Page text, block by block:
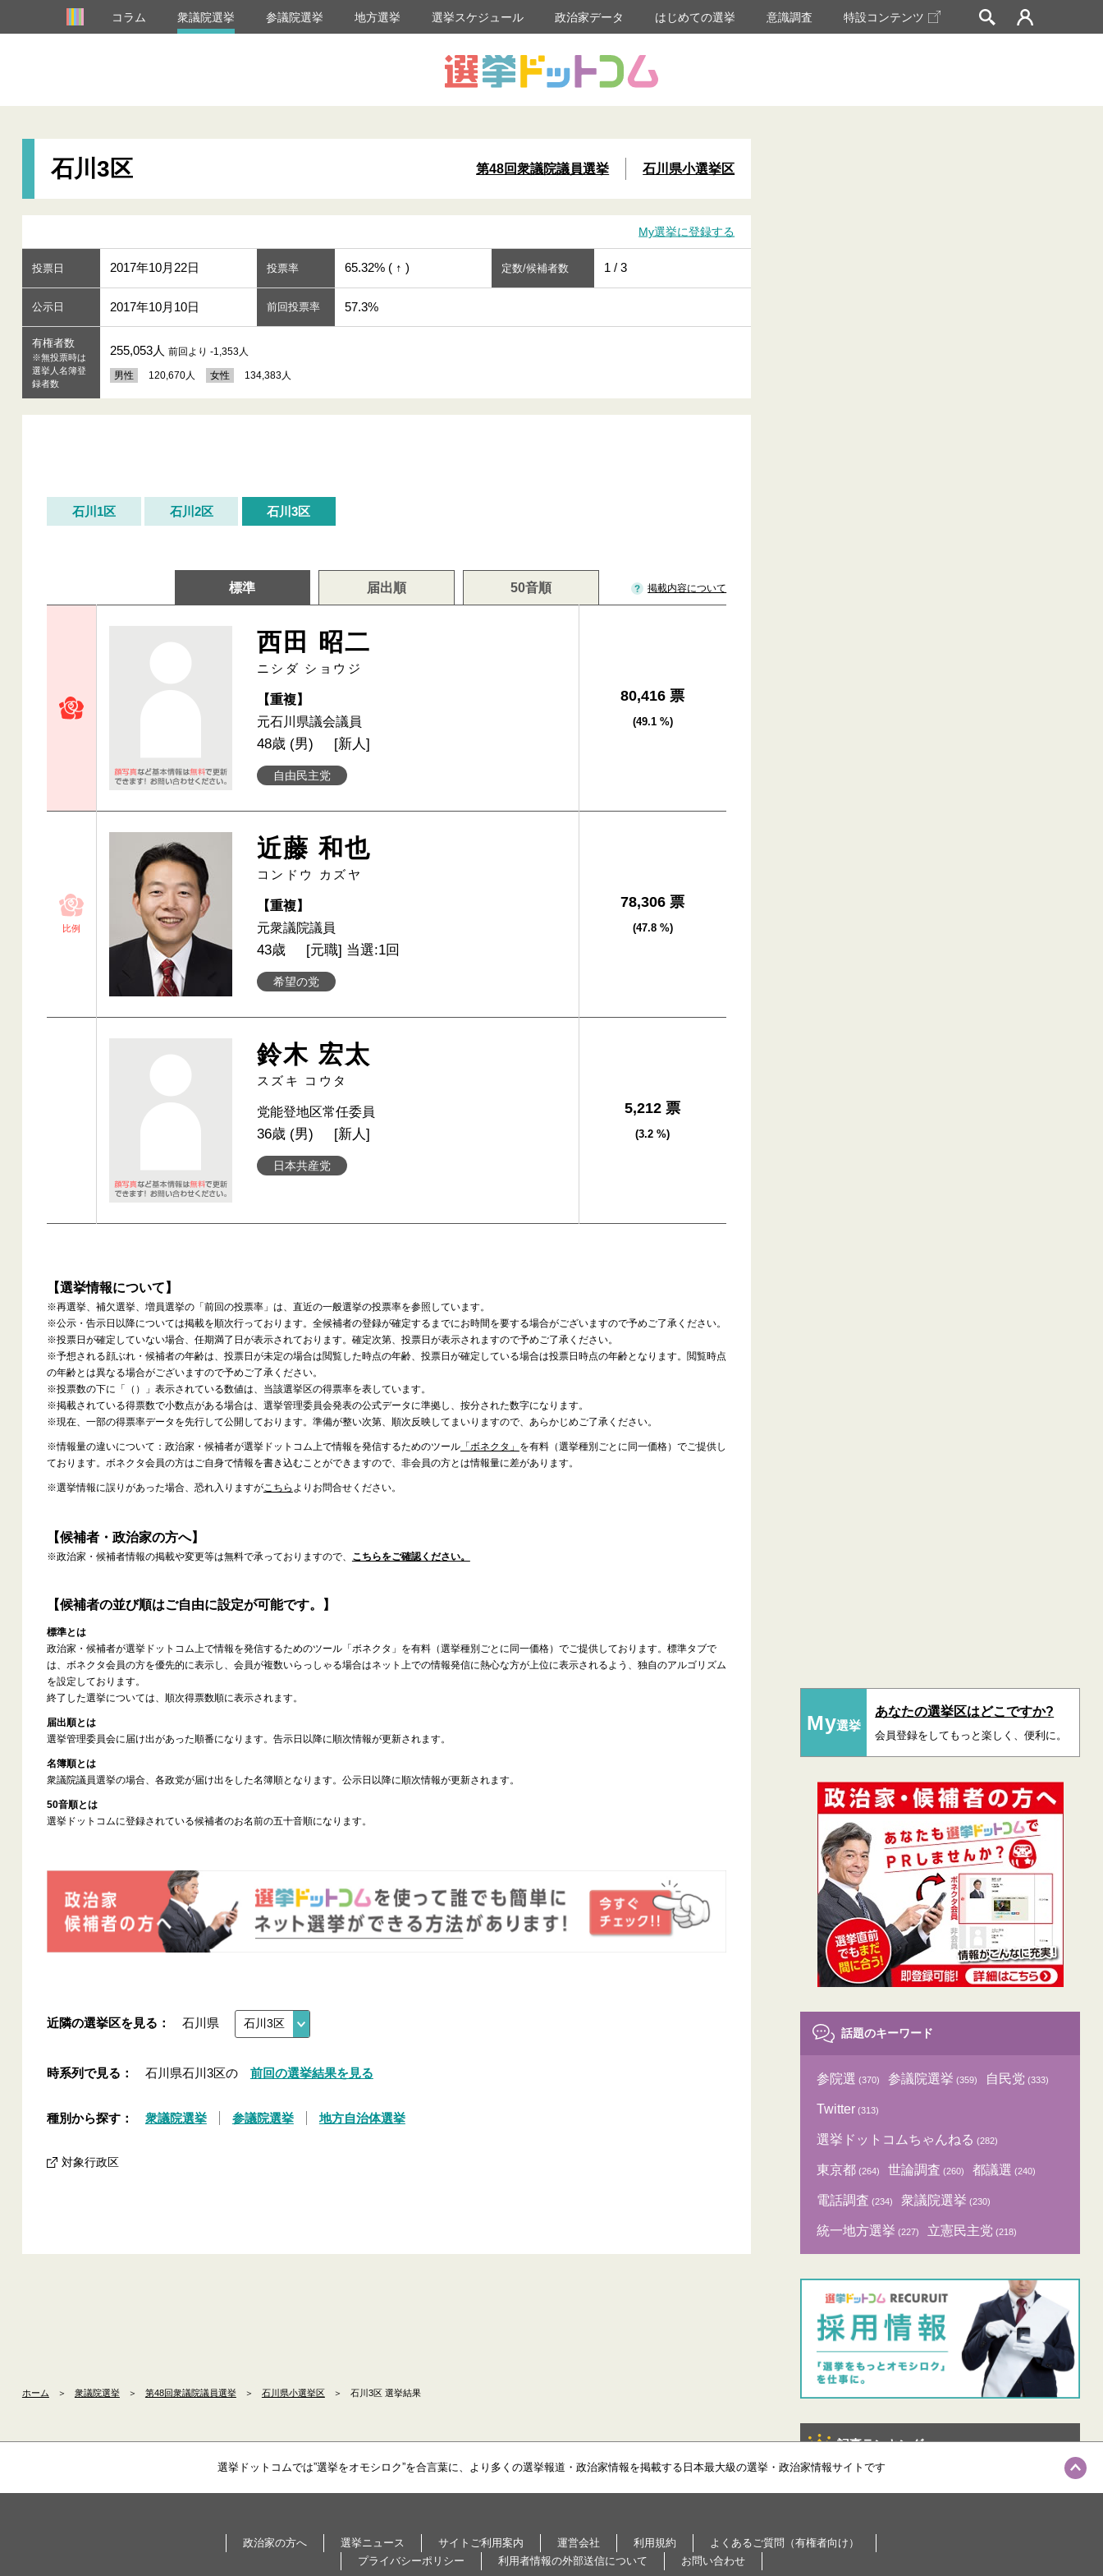
コラム 衆議院選挙 参議院選挙 地方選挙 選挙スケジュール 政治家データ はじめての選挙 意識調査 特設コンテンツ
石川3区 第48回衆議院議員選挙 石川県小選挙区
My選挙に登録する
投票日 2017年10月22日 投票率 65.32% ( ↑ ) 定数/候補者数 1 / 3
公示日 2017年10月10日 前回投票率 57.3%
有権者数
※無投票時は
選挙人名簿登
録者数
255,053人 前回より -1,353人
男性 120,670人 女性 134,383人
石川1区 石川2区 石川3区
標準 届出順 50音順 掲載内容について
西田 昭二
ニシダ ショウジ
自由民主党
【重複】
元石川県議会議員
48歳 (男) [新人]
80,416 票
(49.1 %)
比例
近藤 和也
コンドウ カズヤ
希望の党
【重複】
元衆議院議員
43歳 [元職] 当選:1回
78,306 票
(47.8 %)
鈴木 宏太
スズキ コウタ
日本共産党
党能登地区常任委員
36歳 (男) [新人]
5,212 票
(3.2 %)
【選挙情報について】
※再選挙、補欠選挙、増員選挙の「前回の投票率」は、直近の一般選挙の投票率を参照しています。
※公示・告示日以降については掲載を順次行っております。全候補者の登録が確定するまでにお時間を要する場合がございますので予めご了承ください。
※投票日が確定していない場合、任期満了日が表示されております。確定次第、投票日が表示されますので予めご了承ください。
※予想される顔ぶれ・候補者の年齢は、投票日が未定の場合は閲覧した時点の年齢、投票日が確定している場合は投票日時点の年齢となります。閲覧時点
の年齢とは異なる場合がございますので予めご了承ください。
※投票数の下に「（）」表示されている数値は、当該選挙区の得票率を表しています。
※掲載されている得票数で小数点がある場合は、選挙管理委員会発表の公式データに準拠し、按分された数字になります。
※現在、一部の得票率データを先行して公開しております。準備が整い次第、順次反映してまいりますので、あらかじめご了承ください。
※情報量の違いについて：政治家・候補者が選挙ドットコム上で情報を発信するためのツール「ボネクタ」 を有料（選挙種別ごとに同一価格）でご提供し
ております。ボネクタ会員の方はご自身で情報を書き込むことができますので、非会員の方とは情報量に差があります。
※選挙情報に誤りがあった場合、恐れ入りますがこちら よりお問合せください。
【候補者・政治家の方へ】
※政治家・候補者情報の掲載や変更等は無料で承っておりますので、 こちらをご確認ください。
【候補者の並び順はご自由に設定が可能です。】
標準とは
政治家・候補者が選挙ドットコム上で情報を発信するためのツール「ボネクタ」を有料（選挙種別ごとに同一価格）でご提供しております。標準タブで
は、ボネクタ会員の方を優先的に表示し、会員が複数いらっしゃる場合はネット上での情報発信に熱心な方が上位に表示されるよう、独自のアルゴリズム
を設定しております。
終了した選挙については、順次得票数順に表示されます。
届出順とは
選挙管理委員会に届け出があった順番になります。告示日以降に順次情報が更新されます。
名簿順とは
衆議院議員選挙の場合、各政党が届け出をした名簿順となります。公示日以降に順次情報が更新されます。
50音順とは
選挙ドットコムに登録されている候補者のお名前の五十音順になります。
近隣の選挙区を見る： 石川県
時系列で見る： 石川県石川3区の 前回の選挙結果を見る
種別から探す： 衆議院選挙 参議院選挙 地方自治体選挙
対象行政区
My選挙
あなたの選挙区はどこですか?
会員登録をしてもっと楽しく、便利に。
話題のキーワード
参院選 (370) 参議院選挙 (359) 自民党 (333)
Twitter (313)
選挙ドットコムちゃんねる (282)
東京都 (264) 世論調査 (260) 都議選 (240)
電話調査 (234) 衆議院選挙 (230)
統一地方選挙 (227) 立憲民主党 (218)
記事ランキング
ホーム ＞ 衆議院選挙 ＞ 第48回衆議院議員選挙 ＞ 石川県小選挙区 ＞ 石川3区 選挙結果
選挙ドットコムでは”選挙をオモシロク”を合言葉に、より多くの選挙報道・政治家情報を掲載する日本最大級の選挙・政治家情報サイトです
政治家の方へ 選挙ニュース サイトご利用案内 運営会社 利用規約
よくあるご質問（有権者向け）
プライバシーポリシー
利用者情報の外部送信について お問い合わせ